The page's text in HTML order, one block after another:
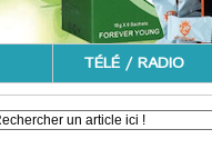
TÉLÉ / RADIO